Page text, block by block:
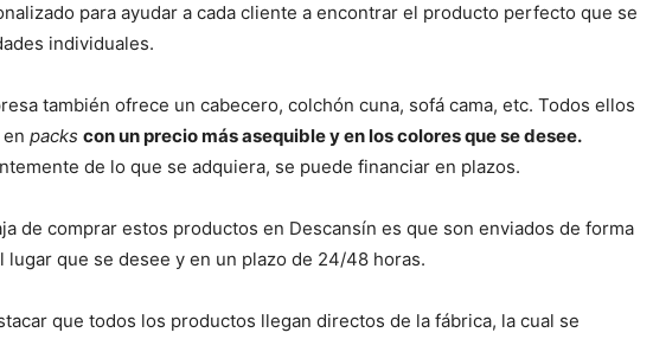
para ayudar a cada cliente a encontrar el producto perfecto que se
individuales.
también ofrece un cabecero, colchón cuna, sofá cama, etc. Todos ellos
packs con un precio más asequible y en los colores que se desee.
de lo que se adquiera, se puede financiar en plazos.
de comprar estos productos en Descansín es que son enviados de forma
lugar que se desee y en un plazo de 24/48 horas.
que todos los productos llegan directos de la fábrica, la cual se